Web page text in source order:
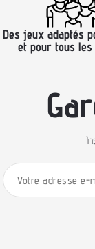
Des jeux adaptés
et pour tous les